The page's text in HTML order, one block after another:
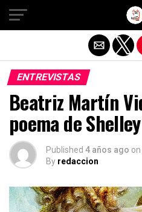
ENTREVISTAS
Beatriz Martín
poema de
Published 4 años ago on
By redaccion
Salir de la